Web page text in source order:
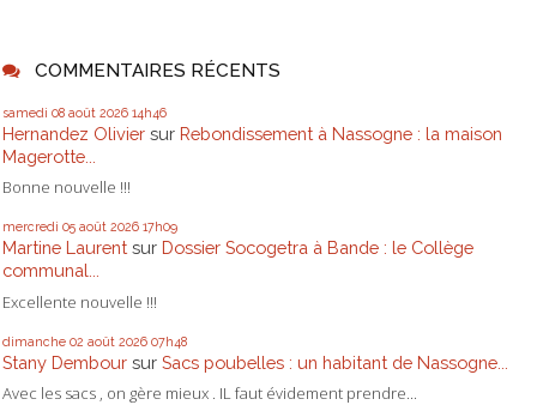
COMMENTAIRES RÉCENTS
samedi 08 août 2026 14h46
Hernandez Olivier sur Rebondissement à Nassogne : la maison
Magerotte...
Bonne nouvelle !!!
mercredi 05 août 2026 17h09
Martine Laurentsur Dossier Socogetra à Bande : le Collège
communal...
Excellente nouvelle !!!
dimanche 02 août 2026 07h48
Stany Dembour sur Sacs poubelles : un habitant de Nassogne...
Avec les sacs , on gère mieux . IL faut évidement prendre...